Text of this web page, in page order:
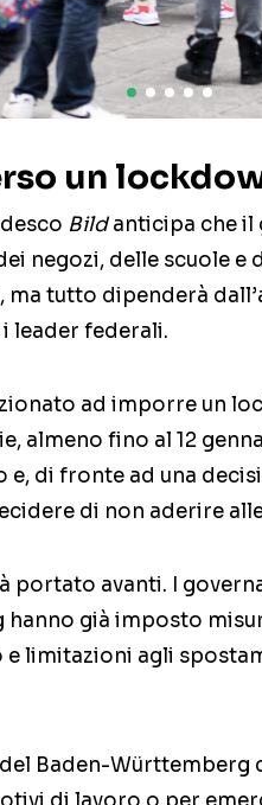
un
Bildanticipa che il
negozi, delle scuole e
ma tutto dipenderà
leader federali.
ad imporre un
almeno fino al 12
e, di fronte ad una
di non aderire
portato avanti. I
già imposto
limitazioni agli
Baden-Württemberg